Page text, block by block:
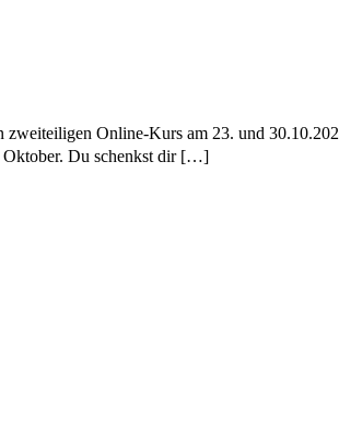
Online-Kurs am 23. und
Oktober. Du schenkst dir […]